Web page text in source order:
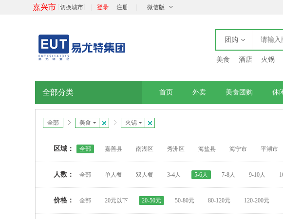
嘉兴市 切换城市 登录 注册 微信版
团购
美食 酒店 火锅
全部分类 首页 外卖 美食团购 休
全部 美食 火锅
区域： 全部 嘉善县 南湖区 秀洲区 海盐县 海宁市 平湖市
人数： 全部 单人餐 双人餐 3-4人 5-6人 7-8人 9-10人
价格： 全部 20元以下 20-50元 50-80元 80-120元 120-200元